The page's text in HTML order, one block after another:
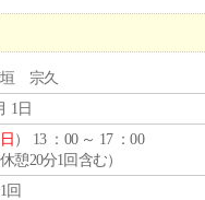
宗久
1日
日 ） 13 ：00 ～ 17 ：00
休憩20分1回含む）
回